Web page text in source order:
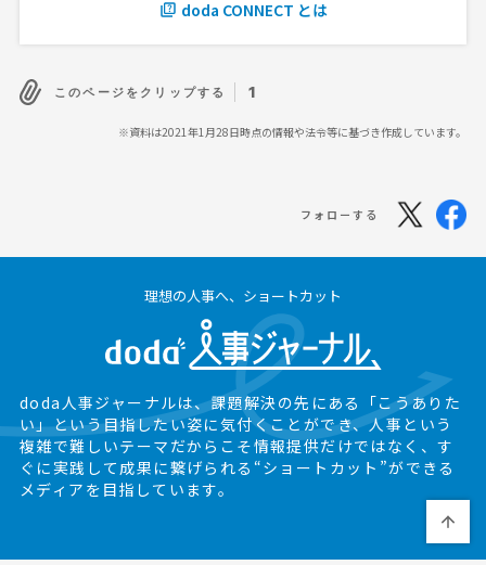
doda CONNECT とは
このページをクリップする 1
※資料は2021年1月28日時点の情報や法令等に基づき作成しています。
フォローする
理想の人事へ、ショートカット
doda人事ジャーナルは、課題解決の先にある
「こうありた
い」という目指したい姿に気付くことができ、人事という
複雑で難しいテーマだからこそ情報提供だけではなく、 す
ぐに実践して成果に繋げられる“ショートカット”ができる
メディアを目指しています。